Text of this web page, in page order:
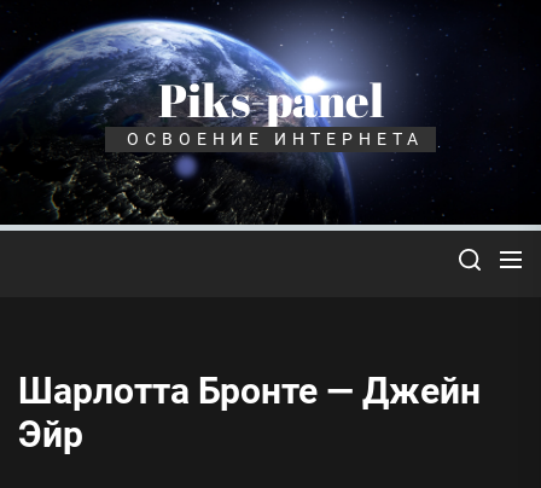
Перейти
содержимому
Piks-panel
ОСВОЕНИЕ ИНТЕРНЕТА
Шарлотта Бронте — Джейн
Эйр